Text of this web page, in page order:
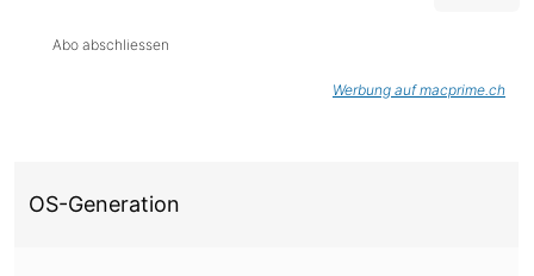
Abo abschliessen
Werbung auf macprime.ch
OS-Generation